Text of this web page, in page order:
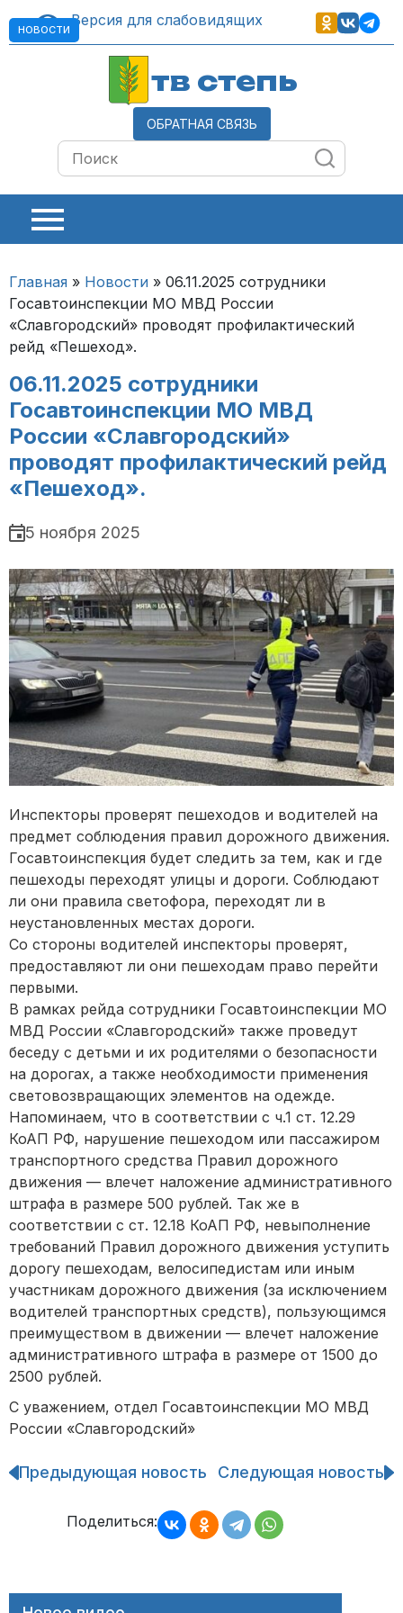
Версия для слабовидящих
тв степь
ОБРАТНАЯ СВЯЗЬ
Главная » Новости » 06.11.2025 сотрудники
Госавтоинспекции МО МВД России
«Славгородский» проводят профилактический
рейд «Пешеход».
06.11.2025 сотрудники
Госавтоинспекции МО МВД
России «Славгородский»
проводят профилактический рейд
«Пешеход».
НОВОСТИ
5 ноября 2025
Инспекторы проверят пешеходов и водителей на
предмет соблюдения правил дорожного движения.
Госавтоинспекция будет следить за тем, как и где
пешеходы переходят улицы и дороги. Соблюдают
ли они правила светофора, переходят ли в
неустановленных местах дороги.
Со стороны водителей инспекторы проверят,
предоставляют ли они пешеходам право перейти
первыми.
В рамках рейда сотрудники Госавтоинспекции МО
МВД России «Славгородский» также проведут
беседу с детьми и их родителями о безопасности
на дорогах, а также необходимости применения
световозвращающих элементов на одежде.
Напоминаем, что в соответствии с ч.1 ст. 12.29
КоАП РФ, нарушение пешеходом или пассажиром
транспортного средства Правил дорожного
движения — влечет наложение административного
штрафа в размере 500 рублей. Так же в
соответствии с ст. 12.18 КоАП РФ, невыполнение
требований Правил дорожного движения уступить
дорогу пешеходам, велосипедистам или иным
участникам дорожного движения (за исключением
водителей транспортных средств), пользующимся
преимуществом в движении — влечет наложение
административного штрафа в размере от 1500 до
2500 рублей.
С уважением, отдел Госавтоинспекции МО МВД
России «Славгородский»
Навигация
записям
Предыдующая новость Следующая новость
Поделиться: